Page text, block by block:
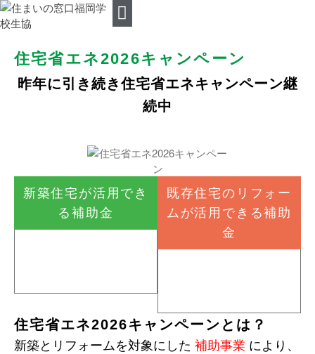
【福岡・久留米・佐賀】建売住
宅 情報公開中！
住宅省エネ2026キャンペーン
昨年に引き続き住宅省エネキャンペーン継
続中
新築住宅が活用でき
る補助金
既存住宅のリフォー
ムが活用できる補助
金
住宅省エネ2026キャンペーンとは？
新築とリフォームを対象にした 補助事業 により、